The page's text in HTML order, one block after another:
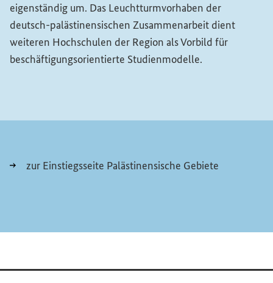
eigenständig um. Das Leuchtturmvorhaben der
deutsch-palästinensischen Zusammenarbeit dient
weiteren Hochschulen der Region als Vorbild für
beschäftigungsorientierte Studienmodelle.
zur Einstiegsseite Palästinensische Gebiete